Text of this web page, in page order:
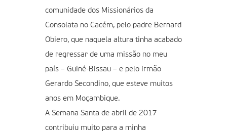
comunidade dos Missionários da
Consolata no Cacém, pelo padre Bernard
Obiero, que naquela altura tinha acabado
de regressar de uma missão no meu
país – Guiné-Bissau – e pelo irmão
Gerardo Secondino, que esteve muitos
anos em Moçambique.
A Semana Santa de abril de 2017
contribuiu muito para a minha